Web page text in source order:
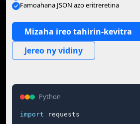
Famoahana JSON azo eritreretina
Mizaha ireo tahirin-kevitra
Jereo ny vidiny
Python
import requests